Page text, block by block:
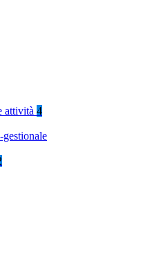
attività 4